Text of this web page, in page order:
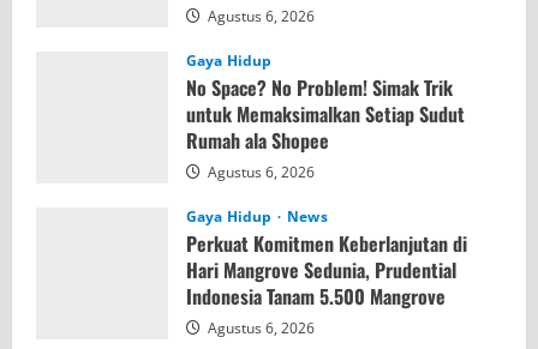
Agustus 6, 2026
Gaya Hidup
No Space? No Problem! Simak Trik
untuk Memaksimalkan Setiap Sudut
Rumah ala Shopee
Agustus 6, 2026
Gaya Hidup News
Perkuat Komitmen Keberlanjutan di
Hari Mangrove Sedunia, Prudential
Indonesia Tanam 5.500 Mangrove
Agustus 6, 2026